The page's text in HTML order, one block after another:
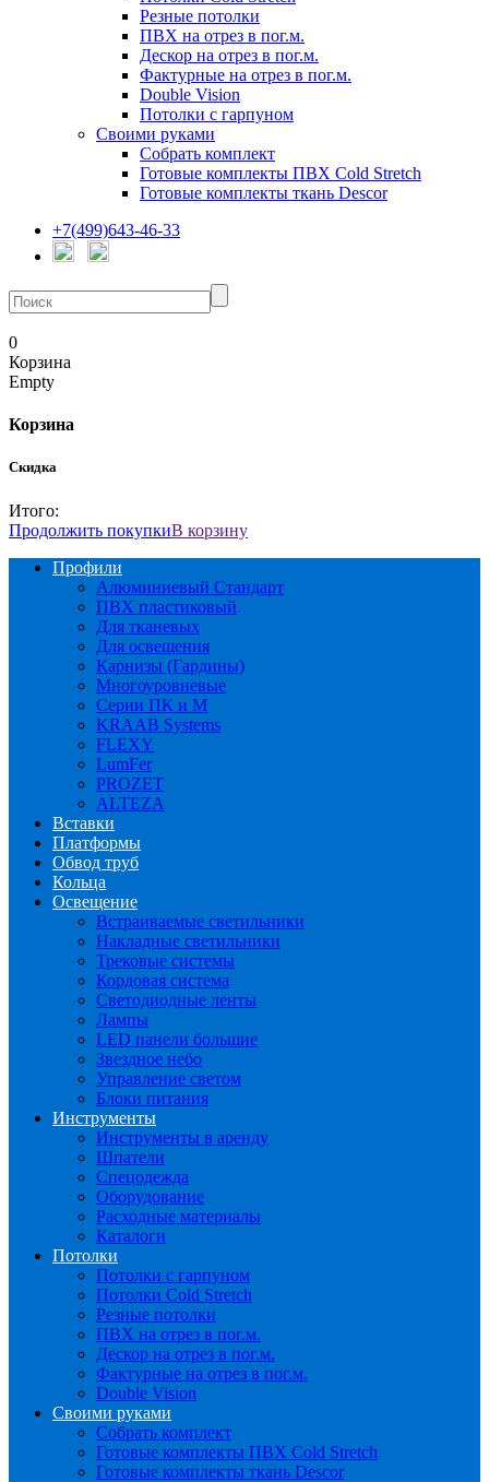
Резные потолки
ПВХ на отрез в пог.м.
Дескор на отрез в пог.м.
Фактурные на отрез в пог.м.
Double Vision
Потолки с гарпуном
Своими руками
Собрать комплект
Готовые комплекты ПВХ Cold Stretch
Готовые комплекты ткань Descor
+7(499)643-46-33
0
Корзина
Empty
Корзина
Скидка
Итого:
Продолжить покупкиВ корзину
Профили
Алюминиевый Стандарт
ПВХ пластиковый
Для тканевых
Для освещения
Карнизы (Гардины)
Многоуровневые
Серии ПК и М
KRAAB Systems
FLEXY
LumFer
PROZET
ALTEZA
Вставки
Платформы
Обвод труб
Кольца
Освещение
Встраиваемые светильники
Накладные светильники
Трековые системы
Кордовая система
Светодиодные ленты
Лампы
LED панели большие
Звездное небо
Управление светом
Блоки питания
Инструменты
Инструменты в аренду
Шпатели
Спецодежда
Оборудование
Расходные материалы
Каталоги
Потолки
Потолки с гарпуном
Потолки Cold Stretch
Резные потолки
ПВХ на отрез в пог.м.
Дескор на отрез в пог.м.
Фактурные на отрез в пог.м.
Double Vision
Своими руками
Собрать комплект
Готовые комплекты ПВХ Cold Stretch
Готовые комплекты ткань Descor